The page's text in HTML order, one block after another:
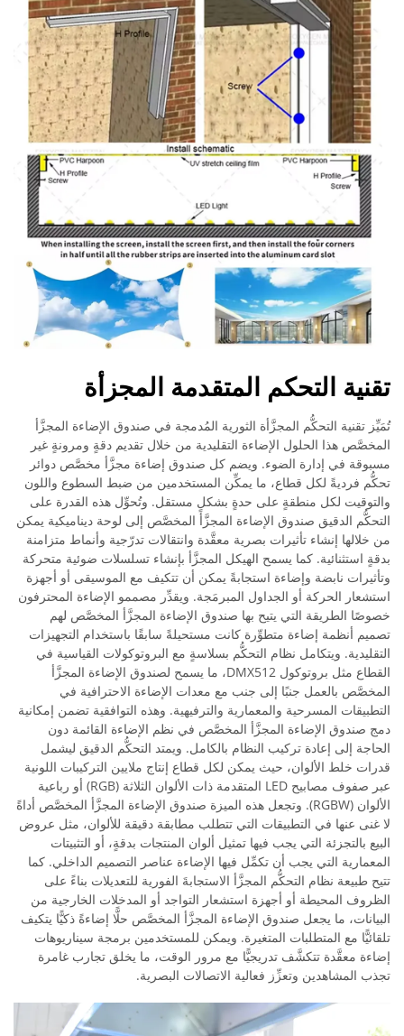
تقنية التحكم المتقدمة المجزأة
تُمَيِّز تقنية التحكُّم المجزَّأة الثورية المُدمجة في صندوق الإضاءة المجزَّأ
المخصَّص هذا الحلول الإضاءة التقليدية من خلال تقديم دقةٍ ومرونةٍ غير
مسبوقة في إدارة الضوء. ويضم كل صندوق إضاءة مجزَّأ مخصَّص دوائر
تحكُّم فرديةً لكل قطاع، ما يمكِّن المستخدمين من ضبط السطوع واللون
والتوقيت لكل منطقةٍ على حدةٍ بشكلٍ مستقل. وتُحوِّل هذه القدرة على
التحكُّم الدقيق صندوق الإضاءة المجزَّأ المخصَّص إلى لوحة ديناميكية يمكن
من خلالها إنشاء تأثيرات بصرية معقَّدة وانتقالات تدرّجية وأنماط متزامنة
بدقةٍ استثنائية. كما يسمح الهيكل المجزَّأ بإنشاء تسلسلات ضوئية متحركة
وتأثيرات نابضة وإضاءة استجابةً يمكن أن تتكيف مع الموسيقى أو أجهزة
استشعار الحركة أو الجداول المبرمَجة. ويقدِّر مصممو الإضاءة المحترفون
خصوصًا الطريقة التي يتيح بها صندوق الإضاءة المجزَّأ المخصَّص لهم
تصميم أنظمة إضاءة متطوِّرة كانت مستحيلةً سابقًا باستخدام التجهيزات
التقليدية. ويتكامل نظام التحكُّم بسلاسةٍ مع البروتوكولات القياسية في
القطاع مثل بروتوكول DMX512، ما يسمح لصندوق الإضاءة المجزَّأ
المخصَّص بالعمل جنبًا إلى جنب مع معدات الإضاءة الاحترافية في
التطبيقات المسرحية والمعمارية والترفيهية. وهذه التوافقية تضمن إمكانية
دمج صندوق الإضاءة المجزَّأ المخصَّص في نظم الإضاءة القائمة دون
الحاجة إلى إعادة تركيب النظام بالكامل. ويمتد التحكُّم الدقيق ليشمل
قدرات خلط الألوان، حيث يمكن لكل قطاع إنتاج ملايين التركيبات اللونية
عبر صفوف مصابيح LED المتقدمة ذات الألوان الثلاثة (RGB) أو رباعية
الألوان (RGBW). وتجعل هذه الميزة صندوق الإضاءة المجزَّأ المخصَّص أداةً
لا غنى عنها في التطبيقات التي تتطلب مطابقة دقيقة للألوان، مثل عروض
البيع بالتجزئة التي يجب فيها تمثيل ألوان المنتجات بدقةٍ، أو التثبيتات
المعمارية التي يجب أن تكمِّل فيها الإضاءة عناصر التصميم الداخلي. كما
تتيح طبيعة نظام التحكُّم المجزَّأ الاستجابةَ الفورية للتعديلات بناءً على
الظروف المحيطة أو أجهزة استشعار التواجد أو المدخلات الخارجية من
البيانات، ما يجعل صندوق الإضاءة المجزَّأ المخصَّص حلًّا إضاءةً ذكيًّا يتكيف
تلقائيًّا مع المتطلبات المتغيرة. ويمكن للمستخدمين برمجة سيناريوهات
إضاءة معقَّدة تتكشَّف تدريجيًّا مع مرور الوقت، ما يخلق تجارب غامرة
تجذب المشاهدين وتعزِّز فعالية الاتصالات البصرية.